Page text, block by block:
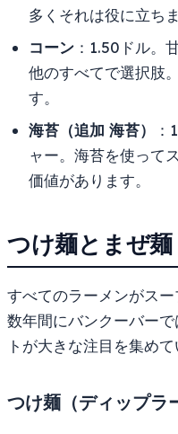
多くそれは役に立ちま
コーン ：1.50ドル。
他のすべてで選択肢
す。
海苔（追加 海苔）
ャー。海苔を使って
価値があります。
つけ麺とまぜ
すべてのラーメンがス
数年間にバンクーバー
トが大きな注目を集めて
つけ麺（ディップラ